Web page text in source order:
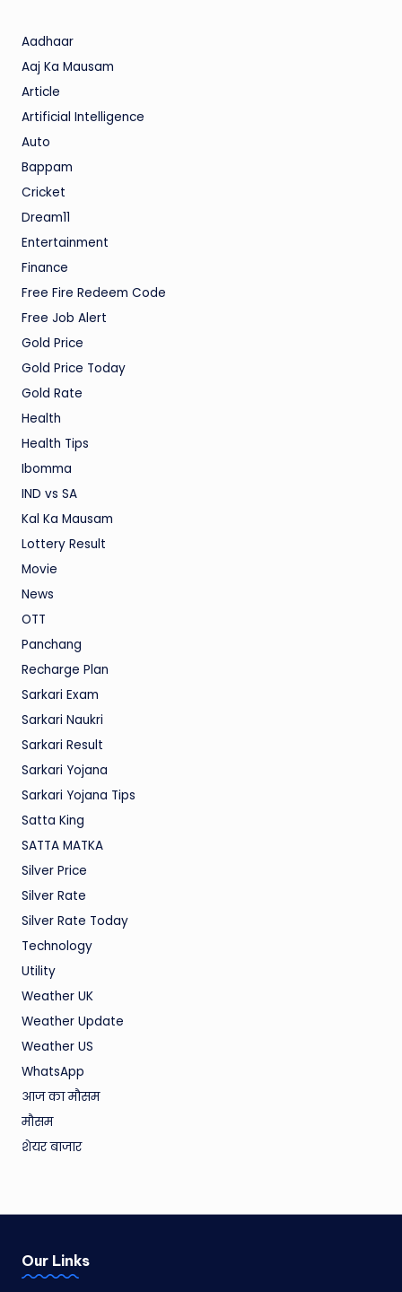
Aadhaar
Aaj Ka Mausam
Article
Artificial Intelligence
Auto
Bappam
Cricket
Dream11
Entertainment
Finance
Free Fire Redeem Code
Free Job Alert
Gold Price
Gold Price Today
Gold Rate
Health
Health Tips
Ibomma
IND vs SA
Kal Ka Mausam
Lottery Result
Movie
News
OTT
Panchang
Recharge Plan
Sarkari Exam
Sarkari Naukri
Sarkari Result
Sarkari Yojana
Sarkari Yojana Tips
Satta King
SATTA MATKA
Silver Price
Silver Rate
Silver Rate Today
Technology
Utility
Weather UK
Weather Update
Weather US
WhatsApp
आज का मौसम
मौसम
शेयर बाजार
Our Links